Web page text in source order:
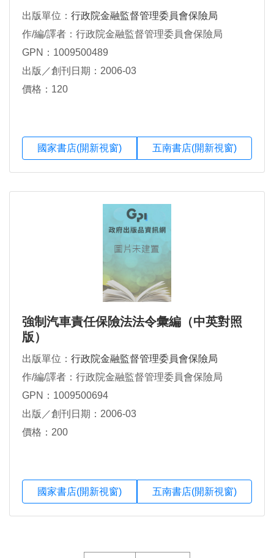
出版單位： 行政院金融監督管理委員會保險局
作/編/譯者：行政院金融監督管理委員會保險局
GPN：1009500489
出版／創刊日期：2006-03
價格：120
國家書店(開新視窗) 五南書店(開新視窗)
強制汽車責任保險法法令彙編（中英對照
版）
出版單位： 行政院金融監督管理委員會保險局
作/編/譯者：行政院金融監督管理委員會保險局
GPN：1009500694
出版／創刊日期：2006-03
價格：200
國家書店(開新視窗) 五南書店(開新視窗)